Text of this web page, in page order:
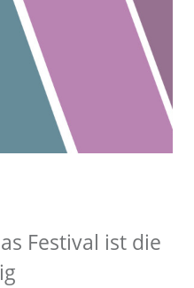
Festival ist die